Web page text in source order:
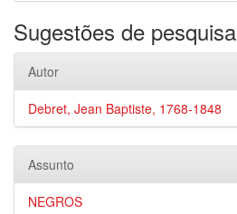
Sugestões de pesquisa
Autor
Debret, Jean Baptiste, 1768-1848
Assunto
NEGROS